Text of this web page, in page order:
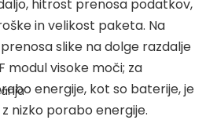
hitrost prenosa podatkov,
in velikost paketa. Na
slike na dolge razdalje
modul visoke moči; za
energije, kot so baterije, je
nizko porabo energije.